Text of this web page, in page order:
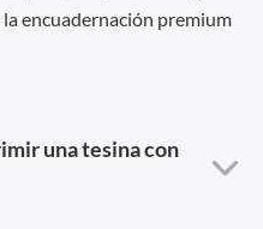
encuadernación premium
una tesina con